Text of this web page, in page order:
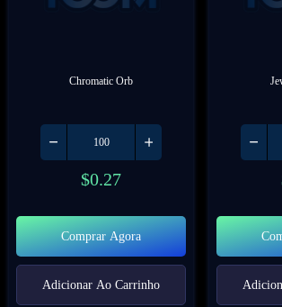
Chromatic Orb
$0.27
Comprar Agora
Adicionar Ao Carrinho